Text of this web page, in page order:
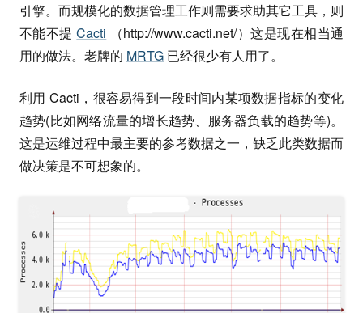
引擎。而规模化的数据管理工作则需要求助其它工具，则
不能不提Cacti （http://www.cacti.net/）这是现在相当通
用的做法。老牌的 MRTG 已经很少有人用了。
利用 Cacti，很容易得到一段时间内某项数据指标的变化
趋势(比如网络流量的增长趋势、服务器负载的趋势等)。
这是运维过程中最主要的参考数据之一，缺乏此类数据而
做决策是不可想象的。